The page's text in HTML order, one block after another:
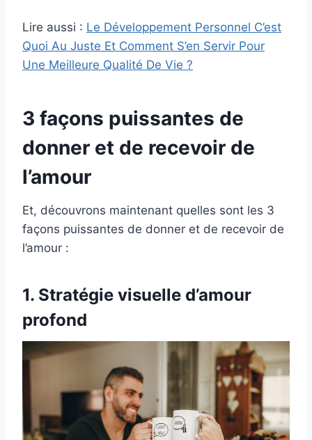
Lire aussi : Le Développement Personnel C’est
Quoi Au Juste Et Comment S’en Servir Pour
Une Meilleure Qualité De Vie ?
3 façons puissantes de
donner et de recevoir de
l’amour
Et, découvrons maintenant quelles sont les 3
façons puissantes de donner et de recevoir de
l’amour :
1. Stratégie visuelle d’amour
profond